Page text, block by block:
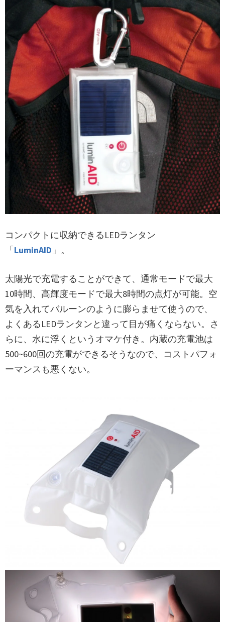
コンパクトに収納できるLEDランタン
「LuminAID 」。
太陽光で充電することができて、通常モードで最大
10時間、高輝度モードで最大8時間の点灯が可能。空
気を入れてバルーンのように膨らませて使うので、
よくあるLEDランタンと違って目が痛くならない。さ
らに、水に浮くというオマケ付き。内蔵の充電池は
500~600回の充電ができるそうなので、コストパフォ
ーマンスも悪くない。